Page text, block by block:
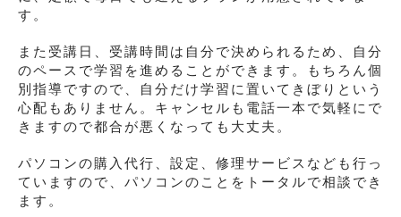
す。
また受講日、受講時間は自分で決められるため、自分
のペースで学習を進めることができます。もちろん個
別指導ですので、自分だけ学習に置いてきぼりという
心配もありません。キャンセルも電話一本で気軽にで
きますので都合が悪くなっても大丈夫。
パソコンの購入代行、設定、修理サービスなども行っ
ていますので、パソコンのことをトータルで相談でき
ます。